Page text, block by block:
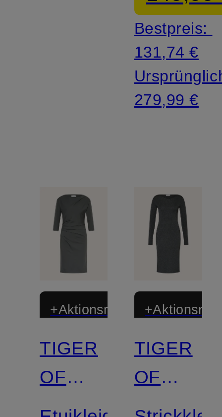
Bestpreis:
131,74 €
279,99 €
+Aktionsrabatt
TIGER
OF
SWEDEN
TIGER
OF
SWEDEN